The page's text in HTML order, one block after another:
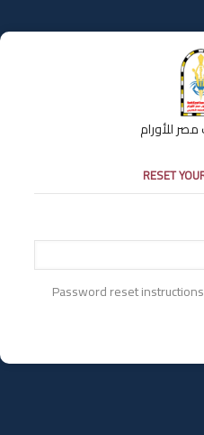
للأورام
RESET
Password reset